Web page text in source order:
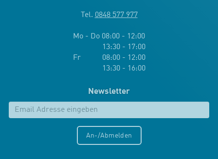
Tel. 0848 577 977
Mo - Do 08:00 - 12:00
13:30 - 17:00
Fr 08:00 - 12:00
13:30 - 16:00
Newsletter
An-/Abmelden